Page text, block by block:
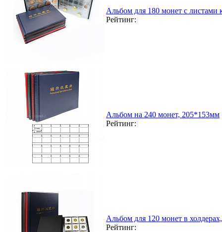
Альбом для 180 монет с
Рейтинг:
Альбом на 240 монет, 205*153мм
Рейтинг:
Альбом для 120 монет в
Рейтинг: